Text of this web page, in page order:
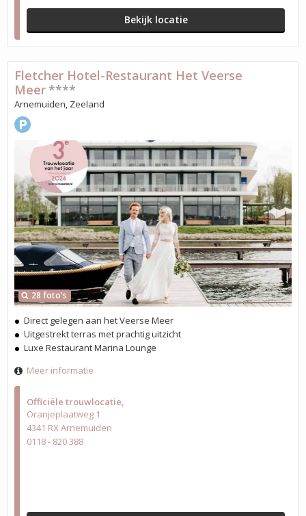
Bekijk locatie
Officiële trouwlocatie
Oranjeplaatweg 1
4341 RX Arnemuiden
0118 - 820 388
28 foto's
Fletcher Hotel-Restaurant Het Veerse
Meer ****
Arnemuiden, Zeeland
Direct gelegen aan het Veerse Meer
Uitgestrekt terras met prachtig uitzicht
Luxe Restaurant Marina Lounge
Meer informatie